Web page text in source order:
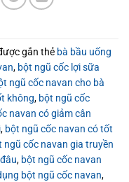
gắn thẻ bà bầu uống
, bột ngũ cốc lợi sữa
ngũ cốc navan cho bà
không, bột ngũ cốc
navan có giảm cân
, bột ngũ cốc navan có tốt
ngũ cốc navan gia truyền
, bột ngũ cốc navan
bột ngũ cốc navan,